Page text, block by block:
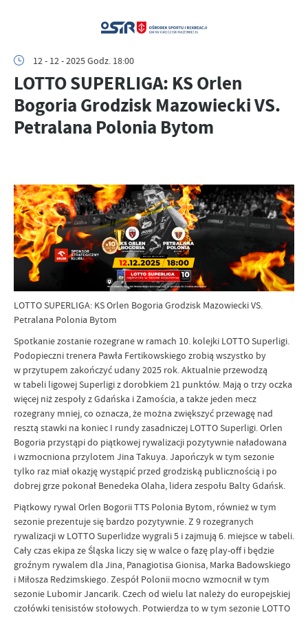
12 - 12 - 2025 Godz. 18:00
LOTTO SUPERLIGA: KS Orlen
Bogoria Grodzisk Mazowiecki VS.
Petralana Polonia Bytom
LOTTO SUPERLIGA: KS Orlen Bogoria Grodzisk Mazowiecki VS.
Petralana Polonia Bytom
Spotkanie zostanie rozegrane w ramach 10. kolejki LOTTO Superligi.
Podopieczni trenera Pawła Fertikowskiego zrobią wszystko by
w przytupem zakończyć udany 2025 rok. Aktualnie przewodzą
w tabeli ligowej Superligi z dorobkiem 21 punktów. Mają o trzy oczka
więcej niż zespoły z Gdańska i Zamościa, a także jeden mecz
rozegrany mniej, co oznacza, że można zwiększyć przewagę nad
resztą stawki na koniec I rundy zasadniczej LOTTO Superligi. Orlen
Bogoria przystąpi do piątkowej rywalizacji pozytywnie naładowana
i wzmocniona przylotem Jina Takuya. Japończyk w tym sezonie
tylko raz miał okazję wystąpić przed grodziską publicznością i po
dobrej grze pokonał Benedeka Olaha, lidera zespołu Balty Gdańsk.
Piątkowy rywal Orlen Bogorii TTS Polonia Bytom, również w tym
sezonie prezentuje się bardzo pozytywnie. Z 9 rozegranych
rywalizacji w LOTTO Superlidze wygrali 5 i zajmują 6. miejsce w tabeli.
Cały czas ekipa ze Śląska liczy się w walce o fazę play-off i będzie
groźnym rywalem dla Jina, Panagiotisa Gionisa, Marka Badowskiego
i Miłosza Redzimskiego. Zespół Polonii mocno wzmocnił w tym
sezonie Lubomir Jancarik. Czech od wielu lat należy do europejskiej
czołówki tenisistów stołowych. Potwierdza to w tym sezonie LOTTO